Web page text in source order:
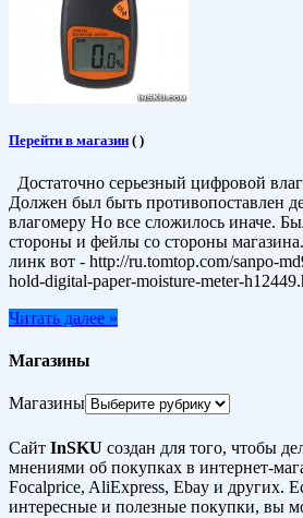
Перейти в магазин ( )
Достаточно серьезный цифровой
Должен был быть противопоставлен
влагомеру Но все сложилось иначе.
стороны и фейлы со стороны
линк вот - http://ru.tomtop.com/sanpo-
hold-digital-paper-moisture-meter-
Читать далее »
Магазины
Магазины
Сайт InSKU создан для того, чтобы
мнениями об покупках в интернет-
Focalprice, AliExpress, Ebay и других.
интересные и полезные покупки, вы